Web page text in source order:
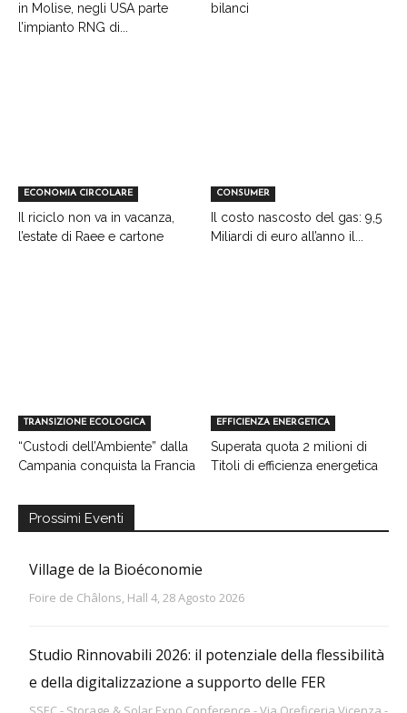
in Molise, negli USA parte
l’impianto RNG di...
bilanci
ECONOMIA CIRCOLARE
Il riciclo non va in vacanza,
l’estate di Raee e cartone
CONSUMER
Il costo nascosto del gas: 9,5
Miliardi di euro all’anno il...
TRANSIZIONE ECOLOGICA
“Custodi dell’Ambiente” dalla
Campania conquista la Francia
EFFICIENZA ENERGETICA
Superata quota 2 milioni di
Titoli di efficienza energetica
Prossimi Eventi
Village de la Bioéconomie
Foire de Châlons, Hall 4, 28 Agosto 2026
Studio Rinnovabili 2026: il potenziale della flessibilità
e della digitalizzazione a supporto delle FER